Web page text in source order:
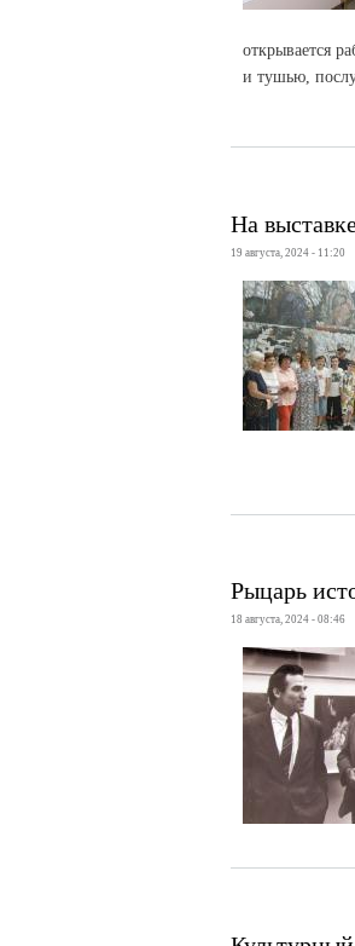
открывается
и тушью,
На
19 августа, 2024 - 11:20
Рыцарь
18 августа, 2024 - 08:46